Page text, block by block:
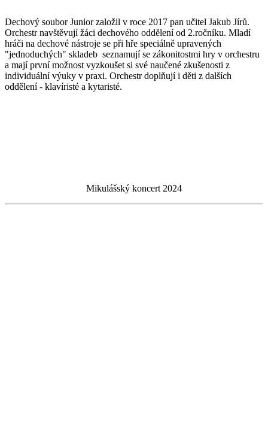
Dechový soubor Junior založil v roce 2017 pan učitel Jakub Jírů.
Orchestr navštěvují žáci dechového oddělení od 2.ročníku. Mladí
hráči na dechové nástroje se při hře speciálně upravených
"jednoduchých" skladeb seznamují se zákonitostmi hry v orchestru
a mají první možnost vyzkoušet si své naučené zkušenosti z
individuální výuky v praxi. Orchestr doplňují i děti z dalších
oddělení - klavíristé a kytaristé.
Mikulášský koncert 2024